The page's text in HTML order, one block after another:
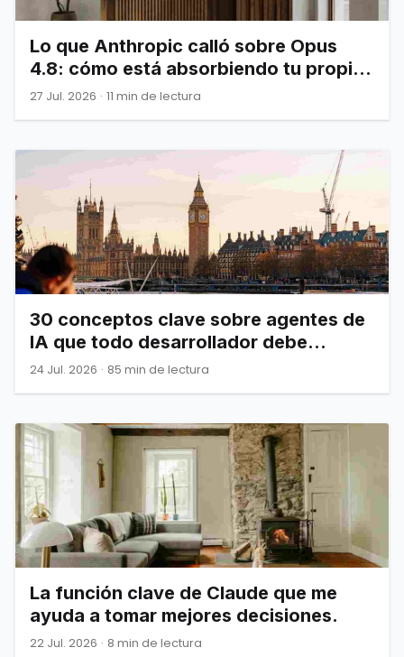
Lo que Anthropic calló sobre Opus
4.8: cómo está absorbiendo tu propia
infraestructura
27 Jul. 2026 · 11 min de lectura
30 conceptos clave sobre agentes de
IA que todo desarrollador debe
dominar
24 Jul. 2026 · 85 min de lectura
La función clave de Claude que me
ayuda a tomar mejores decisiones.
22 Jul. 2026 · 8 min de lectura